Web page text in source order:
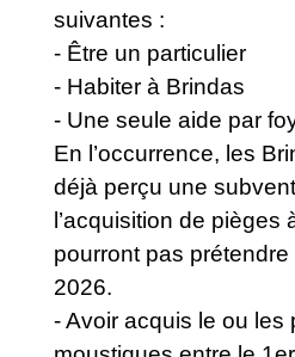
suivantes :
- Être un particulier
- Habiter à Brindas
- Une seule aide par
En l’occurrence, les
déjà perçu une
l’acquisition de pièges
pourront pas
2026.
- Avoir acquis le ou les